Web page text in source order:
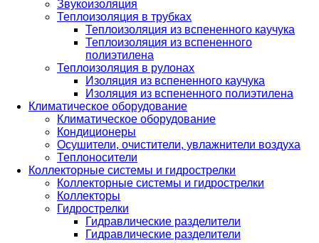
Звукоизоляция
Теплоизоляция в трубках
Теплоизоляция из вспененного каучука
Теплоизоляция из вспененного
полиэтилена
Теплоизоляция в рулонах
Изоляция из вспененного каучука
Изоляция из вспененного полиэтилена
Климатическое оборудование
Климатическое оборудование
Кондиционеры
Осушители, очистители, увлажнители воздуха
Теплоносители
Коллекторные системы и гидрострелки
Коллекторные системы и гидрострелки
Коллекторы
Гидрострелки
Гидравлические разделители
Гидравлические разделители